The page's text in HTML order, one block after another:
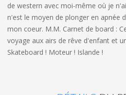
de western avec moi-même où je
n'est le moyen de plonger en apnée
mon coeur. M.M. Carnet de board :
voyage aux airs de rêve d'enfant et
Skateboard ! Moteur ! Islande !